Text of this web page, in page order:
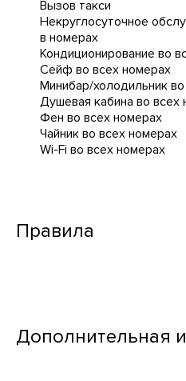
Вызов такси
Некруглосуточное
в номерах
Кондиционирование во
Сейф во всех номерах
Минибар/холодильник
Душевая кабина во всех
Фен во всех номерах
Чайник во всех номерах
Wi-Fi во всех номерах
Правила
Дополнительная